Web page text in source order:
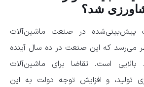
شد؟
پیش‌بینی‌شده در صنعت ماشین‌آلات
می‌رسد که این صنعت در ده سال آینده
بالایی است. تقاضا برای ماشین‌آلات
تولید، و افزایش توجه دولت به این